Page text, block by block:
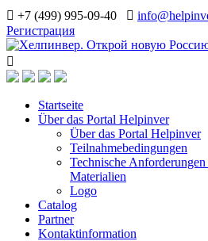
+7 (499) 995-09-40
Регистрация
Startseite
Über das Portal Helpinver
Über das Portal Helpinver
Teilnahmebedingungen
Technische
Materialien
Logo
Catalog
Partner
Kontaktinformation